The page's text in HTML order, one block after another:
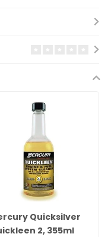
Quicksilver
2, 355ml